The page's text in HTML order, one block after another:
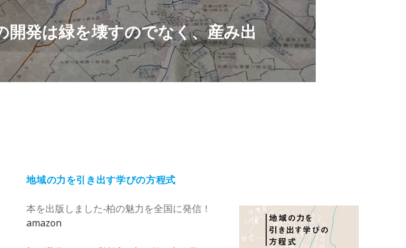
開発は緑を壊すのでなく、産み出
地域の力を引き出す学びの方程式
本を出版しました‐柏の魅力を全国に発信！
amazon